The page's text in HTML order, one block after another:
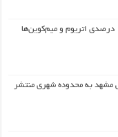
مشهد به محدوده شهری منتشر